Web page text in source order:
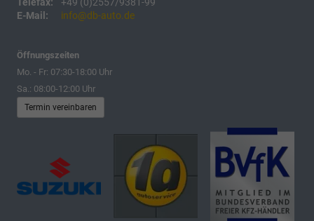
E-Mail:
info@db-auto.de
Öffnungszeiten
Mo. - Fr: 07:30-18:00 Uhr
Sa.: 08:00-12:00 Uhr
Termin vereinbaren